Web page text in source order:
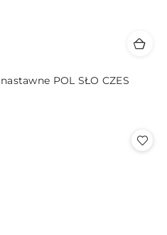
POL SŁO CZES